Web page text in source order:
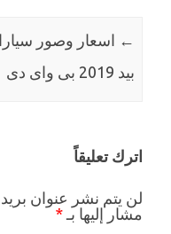
← اسعار وصور
بيد 2019 بى واى دى
اترك تعليقاً
لن يتم نشر عنوان
مشار إليها بـ *